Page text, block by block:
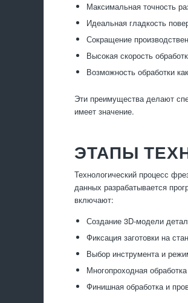
Максимальная точность
Идеальная гладкость
Сокращение
Высокая скорость
Возможность обработки
Эти преимущества делают
имеет значение.
ЭТАПЫ
Технологический процесс
данных разрабатывается
включают:
Создание 3D-модели
Фиксация заготовки на
Выбор инструмента и
Многопроходная
Финишная обработка и